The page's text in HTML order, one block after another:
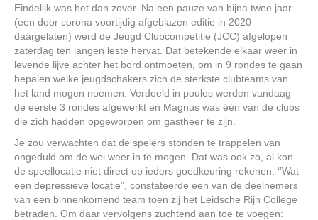
Eindelijk was het dan zover. Na een pauze van bijna twee jaar
(een door corona voortijdig afgeblazen editie in 2020
daargelaten) werd de Jeugd Clubcompetitie (JCC) afgelopen
zaterdag ten langen leste hervat. Dat betekende elkaar weer in
levende lijve achter het bord ontmoeten, om in 9 rondes te gaan
bepalen welke jeugdschakers zich de sterkste clubteams van
het land mogen noemen. Verdeeld in poules werden vandaag
de eerste 3 rondes afgewerkt en Magnus was één van de clubs
die zich hadden opgeworpen om gastheer te zijn.
Je zou verwachten dat de spelers stonden te trappelen van
ongeduld om de wei weer in te mogen. Dat was ook zo, al kon
de speellocatie niet direct op ieders goedkeuring rekenen. ‘’Wat
een depressieve locatie”, constateerde een van de deelnemers
van een binnenkomend team toen zij het Leidsche Rijn College
betraden. Om daar vervolgens zuchtend aan toe te voegen: